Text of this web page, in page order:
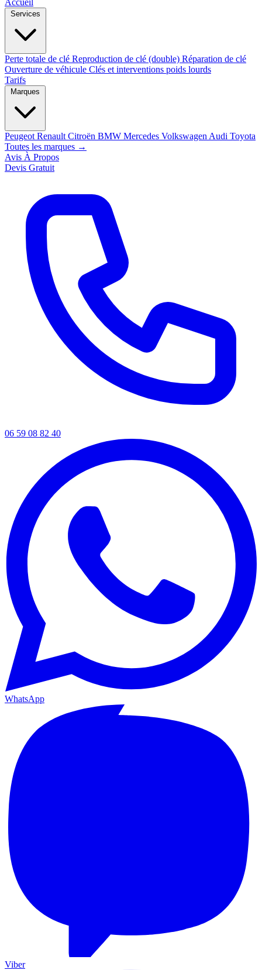
Accueil
Perte totale de clé Reproduction de clé (double) Réparation de clé
Ouverture de véhicule Clés et interventions poids lourds
Tarifs
Peugeot Renault Citroën BMW Mercedes Volkswagen Audi Toyota
Toutes les marques →
Avis À Propos
Devis Gratuit
06 59 08 82 40
WhatsApp
Viber